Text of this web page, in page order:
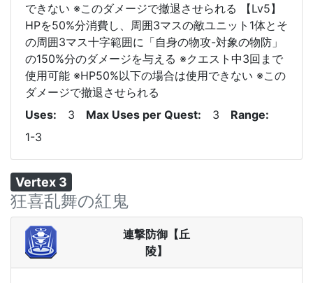
できない ※このダメージで撤退させられる 【Lv5】
HPを50%分消費し、周囲3マスの敵ユニット1体とそ
の周囲3マス十字範囲に「自身の物攻-対象の物防」
の150%分のダメージを与える ※クエスト中3回まで
使用可能 ※HP50%以下の場合は使用できない ※この
ダメージで撤退させられる
Uses
3 Max Uses per Quest 3
Range
1-3
Vertex 3
狂喜乱舞の紅鬼
連撃防御【丘
陵】